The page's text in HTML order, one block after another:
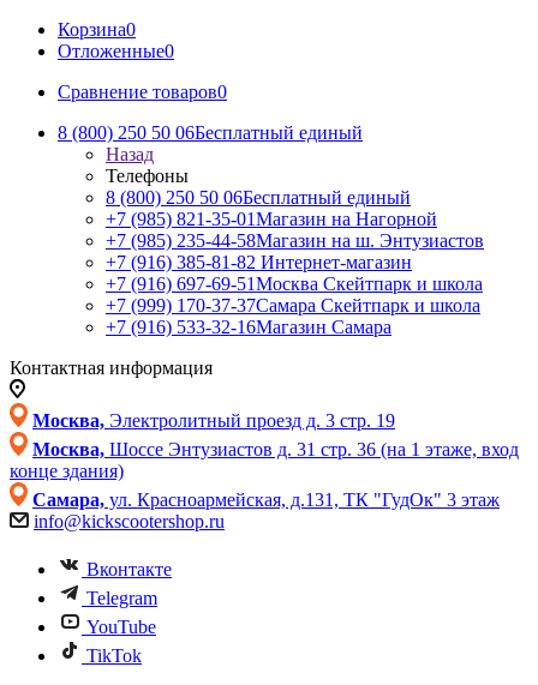
Корзина0
Отложенные0
Сравнение товаров0
8 (800) 250 50 06Бесплатный единый
Назад
Телефоны
8 (800) 250 50 06Бесплатный единый
+7 (985) 821-35-01Магазин на Нагорной
+7 (985) 235-44-58Магазин на ш. Энтузиастов
+7 (916) 385-81-82 Интернет-магазин
+7 (916) 697-69-51Москва Скейтпарк и школа
+7 (999) 170-37-37Самара Скейтпарк и школа
+7 (916) 533-32-16Магазин Самара
Контактная информация
Москва, Электролитный проезд д. 3 стр. 19
Москва, Шоссе Энтузиастов д. 31 стр. 36 (на 1 этаже, вход
конце здания)
Самара, ул. Красноармейская, д.131, ТК "ГудОк" 3 этаж
info@kickscootershop.ru
Вконтакте
Telegram
YouTube
TikTok